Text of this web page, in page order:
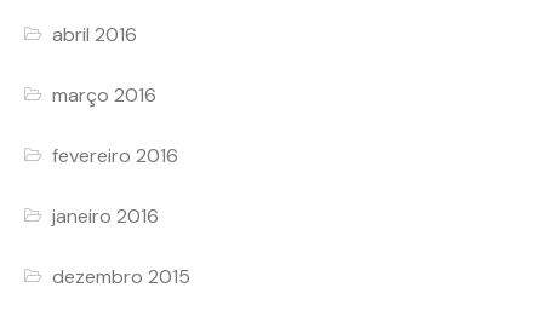
abril 2016
março 2016
fevereiro 2016
janeiro 2016
dezembro 2015